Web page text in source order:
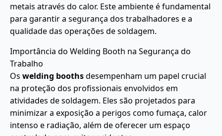
metais através do calor. Este ambiente é fundamental
para garantir a segurança dos trabalhadores e a
qualidade das operações de soldagem.
Importância do Welding Booth na Segurança do
Trabalho
Os welding boothsdesempenham um papel crucial
na proteção dos profissionais envolvidos em
atividades de soldagem. Eles são projetados para
minimizar a exposição a perigos como fumaça, calor
intenso e radiação, além de oferecer um espaço